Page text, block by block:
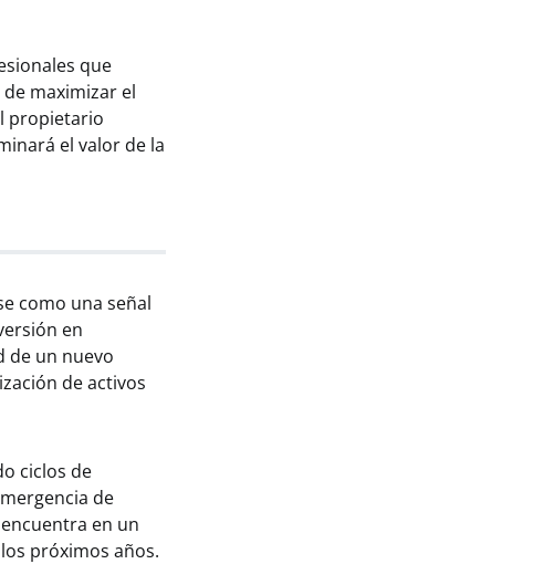
que
maximizar el
propietario
el valor de la
como una señal
en
de un nuevo
de activos
ciclos de
de
en un
próximos años.